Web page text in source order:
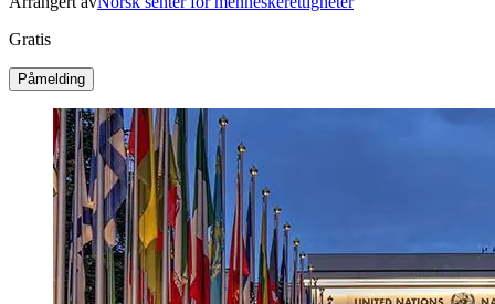
Gratis
Påmelding